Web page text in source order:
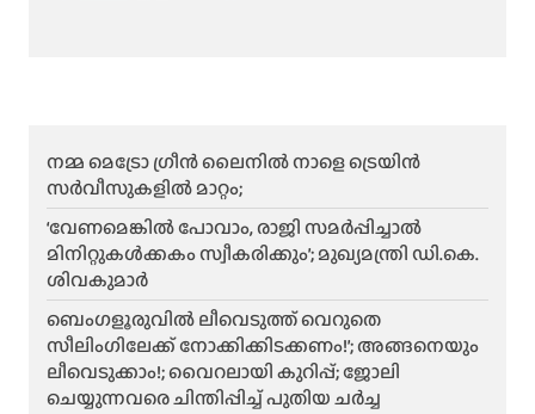
നമ്മ മെട്രോ ഗ്രീൻ ലൈനിൽ നാളെ ട്രെയിൻ
സർവീസുകളിൽ മാറ്റം;
‘വേണമെങ്കിൽ പോവാം, രാജി സമർപ്പിച്ചാൽ
മിനിറ്റുകൾക്കകം സ്വീകരിക്കും’; മുഖ്യമന്ത്രി ഡി.കെ.
ശിവകുമാർ
ബെം​ഗളൂരുവിൽ ലീവെടുത്ത് വെറുതെ
സീലിംഗിലേക്ക് നോക്കിക്കിടക്കണം!’; അങ്ങനെയും
ലീവെടുക്കാം!; വൈറലായി കുറിപ്പ്; ജോലി
ചെയ്യുന്നവരെ ചിന്തിപ്പിച്ച് പുതിയ ചർച്ച